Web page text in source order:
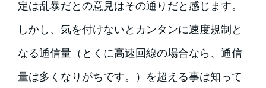
定は乱暴だとの意見はその通りだと感じます。
しかし、気を付けないとカンタンに速度規制と
なる通信量（とくに高速回線の場合なら、通信
量は多くなりがちです。）を超える事は知って